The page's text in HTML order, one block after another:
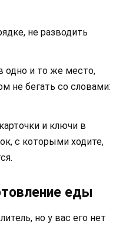
не разводить
одно и то же место,
не бегать со словами:
и ключи в
с которыми ходите,
еды
но у вас его нет